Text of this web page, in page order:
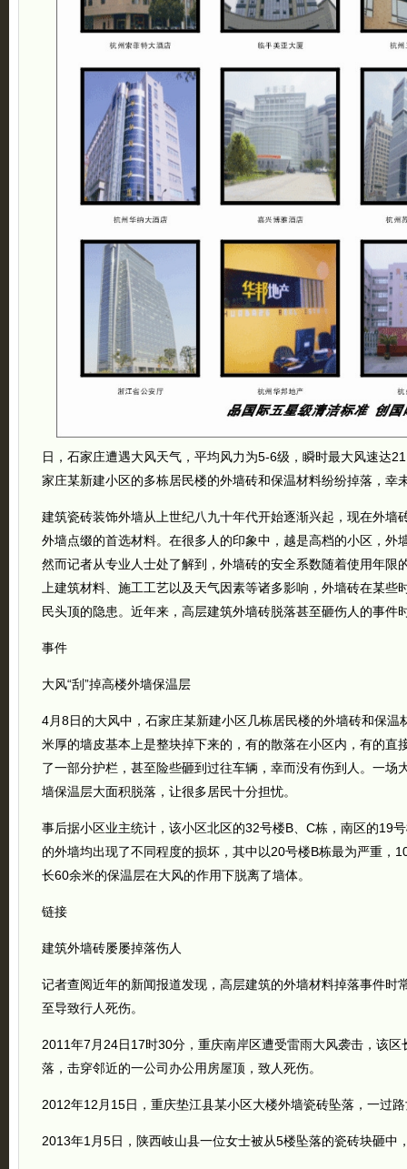
日，石家庄遭遇大风天气，平均风力为5-6级，瞬时最大风速达
家庄某新建小区的多栋居民楼的外墙砖和保温材料纷纷掉落，幸
建筑瓷砖装饰外墙从上世纪八九十年代开始逐渐兴起，现在外墙
外墙点缀的首选材料。在很多人的印象中，越是高档的小区，外
然而记者从专业人士处了解到，外墙砖的安全系数随着使用年限
上建筑材料、施工工艺以及天气因素等诸多影响，外墙砖在某些
民头顶的隐患。近年来，高层建筑外墙砖脱落甚至砸伤人的事件
事件
大风“刮”掉高楼外墙保温层
4月8日的大风中，石家庄某新建小区几栋居民楼的外墙砖和保温
米厚的墙皮基本上是整块掉下来的，有的散落在小区内，有的直
了一部分护栏，甚至险些砸到过往车辆，幸而没有伤到人。一场
墙保温层大面积脱落，让很多居民十分担忧。
事后据小区业主统计，该小区北区的32号楼B、C栋，南区的19
的外墙均出现了不同程度的损坏，其中以20号楼B栋最为严重，
长60余米的保温层在大风的作用下脱离了墙体。
链接
建筑外墙砖屡屡掉落伤人
记者查阅近年的新闻报道发现，高层建筑的外墙材料掉落事件时
至导致行人死伤。
2011年7月24日17时30分，重庆南岸区遭受雷雨大风袭击，该区
落，击穿邻近的一公司办公用房屋顶，致人死伤。
2012年12月15日，重庆垫江县某小区大楼外墙瓷砖坠落，一过
2013年1月5日，陕西岐山县一位女士被从5楼坠落的瓷砖块砸中